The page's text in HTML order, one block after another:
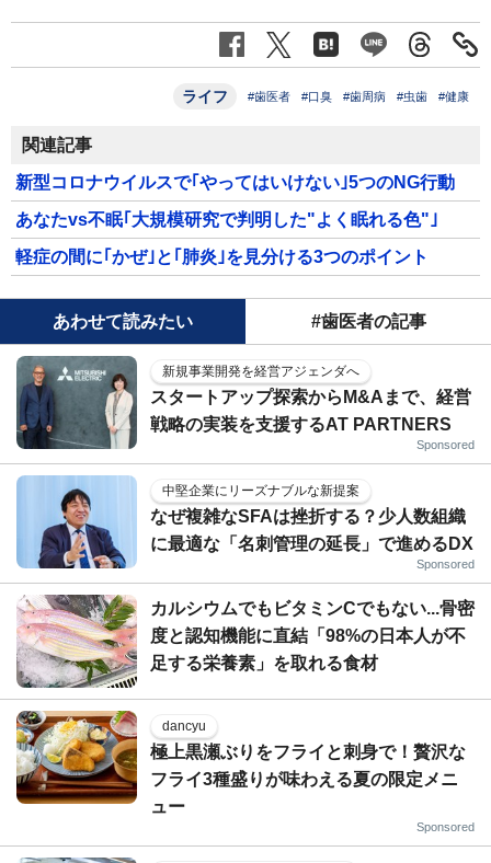
ライフ #歯医者 #口臭 #歯周病 #虫歯 #健康
関連記事
新型コロナウイルスで｢やってはいけない｣5つのNG行動
あなたvs不眠｢大規模研究で判明した"よく眠れる色"｣
軽症の間に｢かぜ｣と｢肺炎｣を見分ける3つのポイント
あわせて読みたい #歯医者の記事
新規事業開発を経営アジェンダへ
スタートアップ探索からM&Aまで、経営
戦略の実装を支援するAT PARTNERS
Sponsored
中堅企業にリーズナブルな新提案
なぜ複雑なSFAは挫折する？少人数組織
に最適な「名刺管理の延長」で進めるDX
Sponsored
カルシウムでもビタミンCでもない...骨密
度と認知機能に直結「98%の日本人が不
足する栄養素」を取れる食材
dancyu
極上黒瀬ぶりをフライと刺身で！贅沢な
フライ3種盛りが味わえる夏の限定メニ
ュー
Sponsored